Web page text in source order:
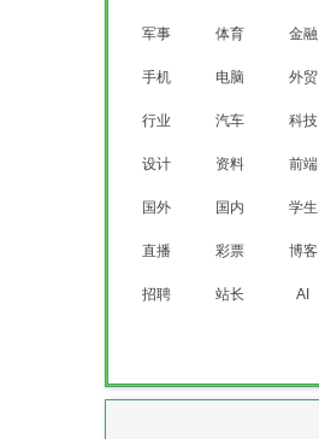
军事 体育 金融
手机 电脑 外贸
行业 汽车 科技
设计 资料 前端
国外 国内 学生
直播 彩票 博客
招聘 站长 AI